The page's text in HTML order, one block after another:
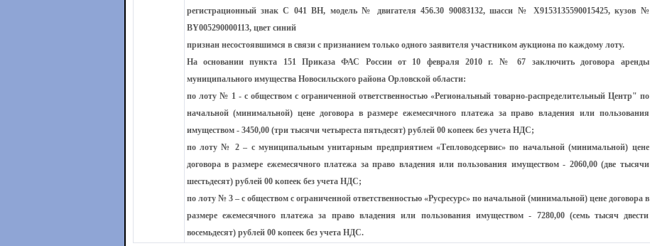
регистрационный знак С 041 ВН, модель № двигателя 456.30 90083132, шасси № Х9153135590015425, кузов №
ВY005290000113, цвет синий
признан несостоявшимся в связи с признанием только одного заявителя участником аукциона по каждому лоту.
На основании пункта 151 Приказа ФАС России от 10 февраля 2010 г. № 67 заключить договора аренды
муниципального имущества Новосильского района Орловской области:
по лоту № 1- с обществом с ограниченной ответственностью «Региональный товарно-распределительный Центр" по
начальной (минимальной) цене договора в размере ежемесячного платежа за право владения или пользования
имуществом - 3450,00 (три тысячи четыреста пятьдесят) рублей 00 копеек без учета НДС;
по лоту № 2– с муниципальным унитарным предприятием «Тепловодсервис» по начальной (минимальной) цене
договора в размере ежемесячного платежа за право владения или пользования имуществом - 2060,00 (две тысячи
шестьдесят) рублей 00 копеек без учета НДС;
по лоту № 3– с обществом с ограниченной ответственностью «Русресурс» по начальной (минимальной) цене договора в
размере ежемесячного платежа за право владения или пользования имуществом - 7280,00 (семь тысяч двести
восемьдесят) рублей 00 копеек без учета НДС.